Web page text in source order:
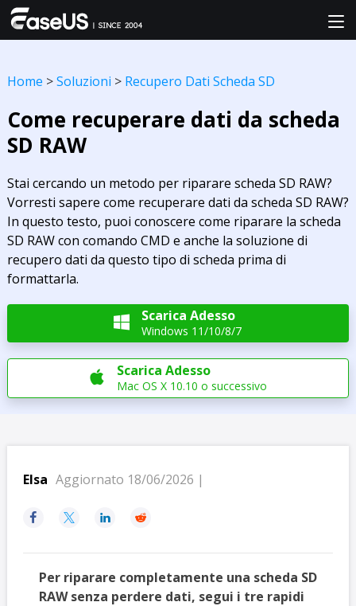
Home >Soluzioni > Recupero Dati Scheda SD
Come recuperare dati da scheda
SD RAW
Stai cercando un metodo per riparare scheda SD RAW?
Vorresti sapere come recuperare dati da scheda SD RAW?
In questo testo, puoi conoscere come riparare la scheda
SD RAW con comando CMD e anche la soluzione di
recupero dati da questo tipo di scheda prima di
formattarla.
 Scarica Adesso
Windows 11/10/8/7
 Scarica Adesso
Mac OS X 10.10 o successivo
Elsa Aggiornato 18/06/2026 |
   
Per riparare completamente una scheda SD
RAW senza perdere dati, segui i tre rapidi